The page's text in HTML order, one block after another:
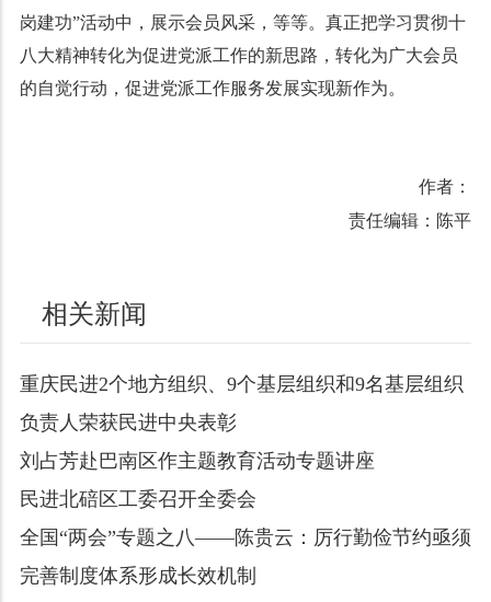
岗建功”活动中，展示会员风采，等等。真正把学习贯彻十
八大精神转化为促进党派工作的新思路，转化为广大会员
的自觉行动，促进党派工作服务发展实现新作为。
作者：
责任编辑：陈平
相关新闻
重庆民进2个地方组织、9个基层组织和9名基层组织
负责人荣获民进中央表彰
刘占芳赴巴南区作主题教育活动专题讲座
民进北碚区工委召开全委会
全国“两会”专题之八——陈贵云：厉行勤俭节约亟须
完善制度体系形成长效机制